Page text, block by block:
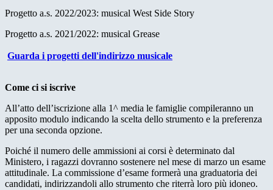
Progetto a.s. 2022/2023: musical West Side Story
Progetto a.s. 2021/2022: musical Grease
Guarda i progetti dell'indirizzo musicale
Come ci si iscrive
All’atto dell’iscrizione alla 1^ media le famiglie compileranno un
apposito modulo indicando la scelta dello strumento e la preferenza
per una seconda opzione.
Poiché il numero delle ammissioni ai corsi è determinato dal
Ministero, i ragazzi dovranno sostenere nel mese di marzo un esame
attitudinale. La commissione d’esame formerà una graduatoria dei
candidati, indirizzandoli allo strumento che riterrà loro più idoneo.